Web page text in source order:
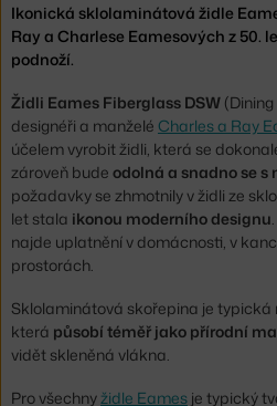
Ikonická sklolaminátová židle
Ray a Charlese Eamesových z 50.
podnoží.
Židli Eames Fiberglass DSW
designéři a manželé Charles a Ray
účelem vyrobit židli, která se
zároveň bude odolná a snadno se
požadavky se zhmotnily v židli ze
let stala ikonou moderního designu
najde uplatnění v domácnosti, v
prostorách.
Sklolaminátová skořepina je
která působí téměř jako přírodní
vidět skleněná vlákna.
Pro všechnyžidle Eames je typický